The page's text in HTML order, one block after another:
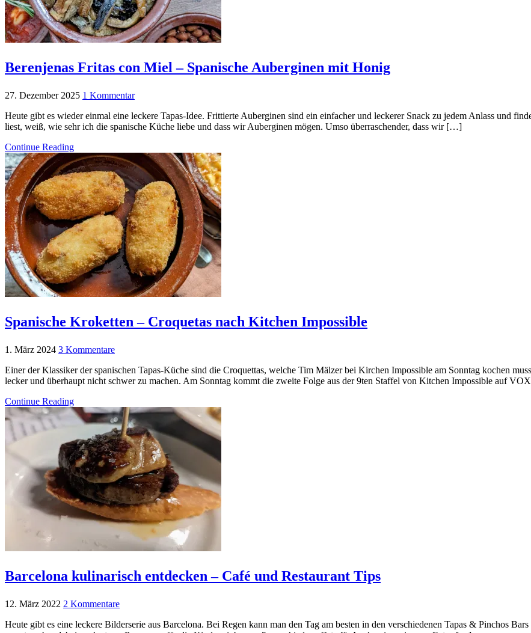
Berenjenas Fritas con Miel – Spanische Auberginen mit Honig
27. Dezember 2025 1 Kommentar
Heute gibt es wieder einmal eine leckere Tapas-Idee. Frittierte Auberginen sind ein einfacher und leckerer Snack zu jedem Anlass und
liest, weiß, wie sehr ich die spanische Küche liebe und dass wir Auberginen mögen. Umso überraschender, dass wir […]
Continue Reading
Spanische Kroketten – Croquetas nach Kitchen Impossible
1. März 2024 3 Kommentare
Einer der Klassiker der spanischen Tapas-Küche sind die Croquettas, welche Tim Mälzer bei Kirchen Impossible am Sonntag kochen
lecker und überhaupt nicht schwer zu machen. Am Sonntag kommt die zweite Folge aus der 9ten Staffel von Kitchen Impossible auf
Continue Reading
Barcelona kulinarisch entdecken – Café und Restaurant Tips
12. März 2022 2 Kommentare
Heute gibt es eine leckere Bilderserie aus Barcelona. Bei Regen kann man den Tag am besten in den verschiedenen Tapas & Pinchos